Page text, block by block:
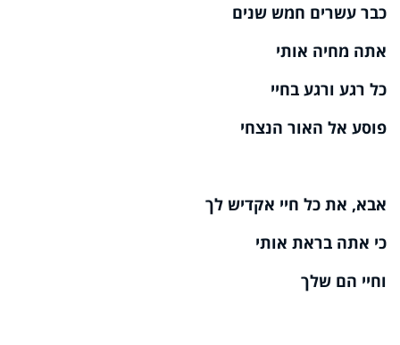
כבר עשרים חמש שנים
אתה מחיה אותי
כל רגע ורגע בחיי
פוסע אל האור הנצחי
אבא, את כל חיי אקדיש לך
כי אתה בראת אותי
וחיי הם שלך